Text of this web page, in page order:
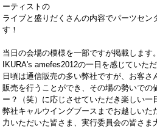
ーティストの
ライブと盛りだくさんの内容でパーツセン
す！
当日の会場の模様を一部ですが掲載します。
IKURA's amefes2012の一日を感じていた
日頃は通信販売の多い弊社ですが、お客
販売を行うことができ、その場の勢いでの
ー？（笑）に応じさせていただき楽しい一
弊社キャルウイングブースまでお越しいた
力いただいた皆さま、実行委員会の皆さま